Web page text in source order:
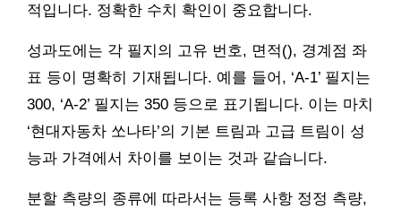
적입니다. 정확한 수치 확인이 중요합니다.
성과도에는 각 필지의 고유 번호, 면적(), 경계점 좌
표 등이 명확히 기재됩니다. 예를 들어, ‘A-1’ 필지는
300, ‘A-2’ 필지는 350 등으로 표기됩니다. 이는 마치
‘현대자동차 쏘나타’의 기본 트림과 고급 트림이 성
능과 가격에서 차이를 보이는 것과 같습니다.
분할 측량의 종류에 따라서는 등록 사항 정정 측량,